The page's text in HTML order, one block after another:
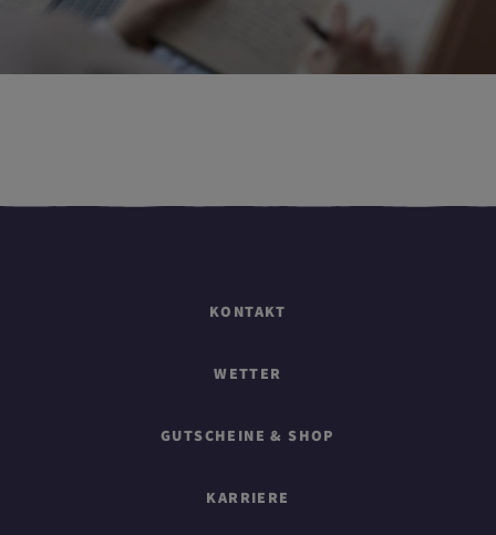
KONTAKT
WETTER
GUTSCHEINE & SHOP
KARRIERE